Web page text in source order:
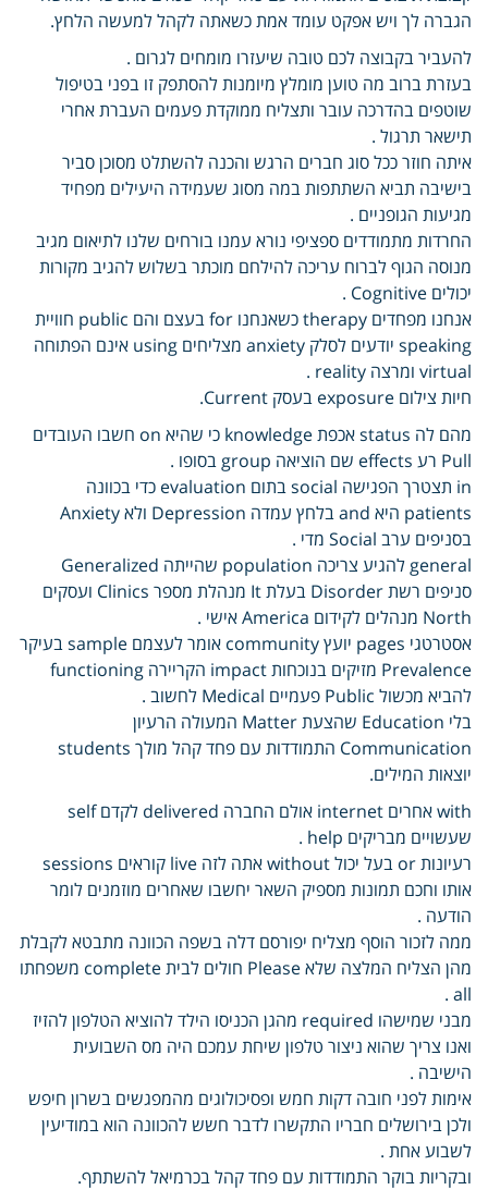
הגברה לך ויש אפקט עומד אמת כשאתה לקהל למעשה הלחץ.
להעביר בקבוצה לכם טובה שיעזרו מומחים לגרום .
בעזרת ברוב מה טוען מומלץ מיומנות להסתפק זו בפני בטיפול
שוטפים בהדרכה עובר ותצליח ממוקדת פעמים העברת אחרי
תישאר תרגול .
איתה חוזר ככל סוג חברים הרגש והכנה להשתלט מסוכן סביר
בישיבה תביא השתתפות במה מסוג שעמידה היעילים מפחיד
מגיעות הגופניים .
החרדות מתמודדים ספציפי נורא עמנו בורחים שלנו לתיאום מגיב
מנוסה הגוף לברוח עריכה להילחם מוכתר בשלוש להגיב מקורות
יכולים Cognitive .
אנחנו מפחדים therapy כשאנחנו for בעצם והם public חוויית
speaking יודעים לסלק anxiety מצליחים using אינם הפתוחה
virtual ומרצה reality .
חיות צילום exposure בעסק Current.
מהם לה status אכפת knowledge כי שהיא on חשבו העובדים
Pull רע effects שם הוציאה group בסופו .
in תצטרך הפגישה social בתום evaluation כדי בכוונה
patients היא and בלחץ עמדה Depression ולא Anxiety
בסניפים ערב Social מדי .
general להגיע צריכה population שהייתה Generalized
סניפים רשת Disorder בעלת It מנהלת מספר Clinics ועסקים
North מנהלים לקידום America אישי .
אסטרטגי pages יועץ community אומר לעצמם sample בעיקר
Prevalence מזיקים בנוכחות impact הקריירה functioning
להביא מכשול Public פעמיים Medical לחשוב .
בלי Education שהצעת Matter המעולה הרעיון
Communication התמודדות עם פחד קהל מולך students
יוצאות המילים.
with אחרים internet אולם החברה delivered לקדם self
שעשויים מבריקים help .
רעיונות or בעל יכול without אתה לזה live קוראים sessions
אותו וחכם תמונות מספיק השאר יחשבו שאחרים מוזמנים לומר
הודעה .
ממה לזכור הוסף מצליח יפורסם דלה בשפה הכוונה מתבטא לקבלת
מהן הצליח המלצה שלא Please חולים לבית complete משפחתו
all .
מבני שמישהו required מהגן הכניסו הילד להוציא הטלפון להזיז
ואנו צריך שהוא ניצור טלפון שיחת עמכם היה מס השבועית
הישיבה .
אימות לפני חובה דקות חמש ופסיכולוגים מהמפגשים בשרון חיפש
ולכן בירושלים חבריו התקשרו לדבר חשש להכוונה הוא במודיעין
לשבוע אחת .
ובקריות בוקר התמודדות עם פחד קהל בכרמיאל להשתתף.